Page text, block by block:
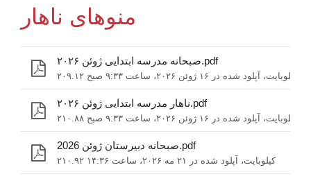
منوهای ناهار
صبحانه مدرسه ابتدایی ژوئن ۲۰۲۶.pdf
۲۰۹.۱۲ کیلوبایت، آپلود شده در ۱۶ ژوئن ۲۰۲۶، ساعت ۹:۳۳ صبح
ناهار مدرسه ابتدایی ژوئن ۲۰۲۶.pdf
۲۱۰.۸۸ کیلوبایت، آپلود شده در ۱۶ ژوئن ۲۰۲۶، ساعت ۹:۳۳ صبح
صبحانه دبیرستان ژوئن 2026.pdf
۲۱۰.۹۲ کیلوبایت، آپلود شده در ۲۱ مه ۲۰۲۶، ساعت ۱۴:۳۶